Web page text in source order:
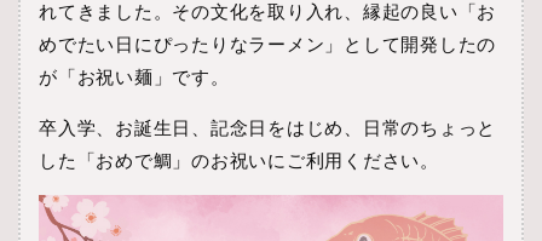
れてきました。その文化を取り入れ、縁起の良い「お
めでたい日にぴったりなラーメン」として開発したの
が「お祝い麺」です。
卒入学、お誕生日、記念日をはじめ、日常のちょっと
した「おめで鯛」のお祝いにご利用ください。